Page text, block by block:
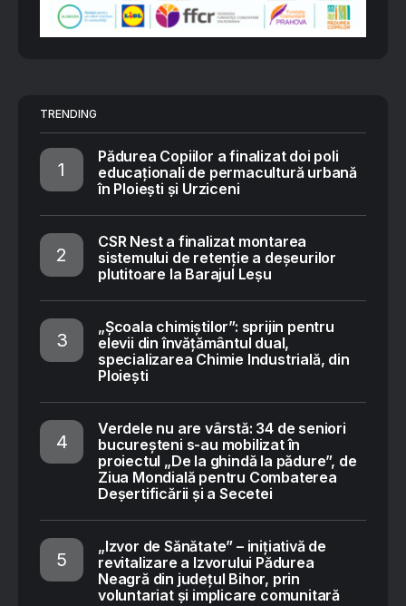
TRENDING
Pădurea Copiilor a finalizat doi poli
educaționali de permacultură urbană
în Ploiești și Urziceni
CSR Nest a finalizat montarea
sistemului de retenție a deșeurilor
plutitoare la Barajul Leșu
„Școala chimiștilor”: sprijin pentru
elevii din învățământul dual,
specializarea Chimie Industrială, din
Ploiești
Verdele nu are vârstă: 34 de seniori
bucureșteni s-au mobilizat în
proiectul „De la ghindă la pădure”, de
Ziua Mondială pentru Combaterea
Deșertificării și a Secetei
„Izvor de Sănătate” – inițiativă de
revitalizare a Izvorului Pădurea
Neagră din județul Bihor, prin
voluntariat și implicare comunitară